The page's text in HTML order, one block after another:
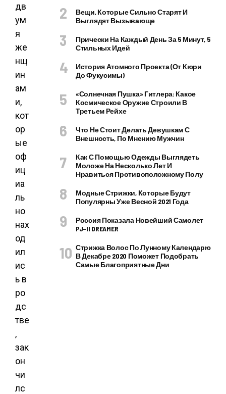
дв
ум
я
же
нщ
ин
ам
и,
кот
ор
ые
оф
иц
иа
ль
но
нах
од
ил
ис
ь в
ро
дс
тве
,
зак
он
чи
лс
Вещи, Которые Сильно Старят И
Выглядят Вызывающе
Прически На Каждый День За 5 Минут, 5
Стильных Идей
История Атомного Проекта (от Кюри
До Фукусимы)
«Солнечная Пушка» Гитлера: Какое
Космическое Оружие Строили В
Третьем Рейхе
Что Не Стоит Делать Девушкам С
Внешность, По Мнению Мужчин
Как С Помощью Одежды Выглядеть
Моложе На Несколько Лет И
Нравиться Противоположному Полу
Модные Стрижки, Которые Будут
Популярны Уже Весной 2021 Года
Россия Показала Новейший Самолет
PJ–II DREAMER
Стрижка Волос По Лунному Календарю
В Декабре 2020 Поможет Подобрать
Самые Благоприятные Дни